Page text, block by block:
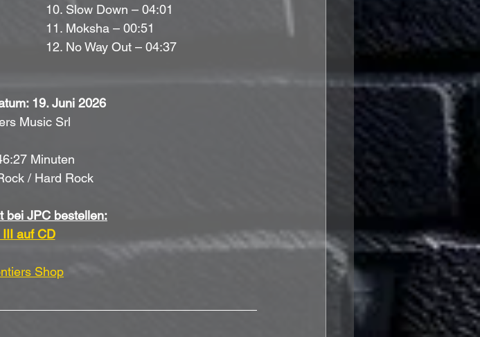
10. Slow Down – 04:01
11. Moksha – 00:51
12. No Way Out – 04:37
19. Juni 2026
Music Srl
Minuten
/ Hard Rock
bei JPC bestellen:
auf CD
Shop